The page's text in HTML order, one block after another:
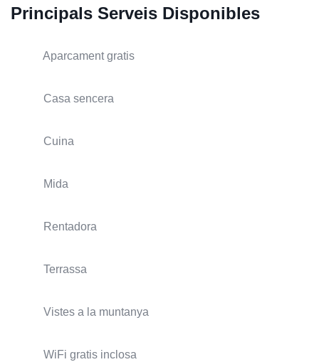
Principals Serveis Disponibles
Aparcament gratis
Casa sencera
Cuina
Mida
Rentadora
Terrassa
Vistes a la muntanya
WiFi gratis inclosa